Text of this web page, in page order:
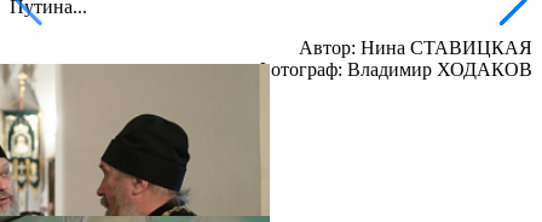
Путина...
Автор: Нина СТАВИЦКАЯ
Фотограф: Владимир ХОДАКОВ
Распечатать
Фото